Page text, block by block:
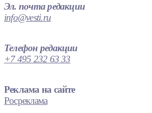
Эл. почта редакции
info@vesti.ru
Телефон редакции
+7 495 232 63 33
Реклама на сайте
Росреклама